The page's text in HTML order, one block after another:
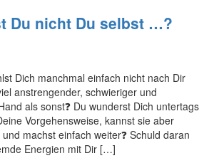
Du nicht Du selbst …?
Dich manchmal einfach nicht nach Dir
anstrengender, schwieriger und
als sonst❓ Du wunderst Dich untertags
Vorgehensweise, kannst sie aber
machst einfach weiter❓ Schuld daran
Energien mit Dir […]